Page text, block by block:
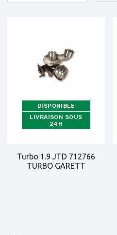
DISPONIBLE
LIVRAISON SOUS
24H
Turbo 1.9 JTD 712766
TURBO GARETT